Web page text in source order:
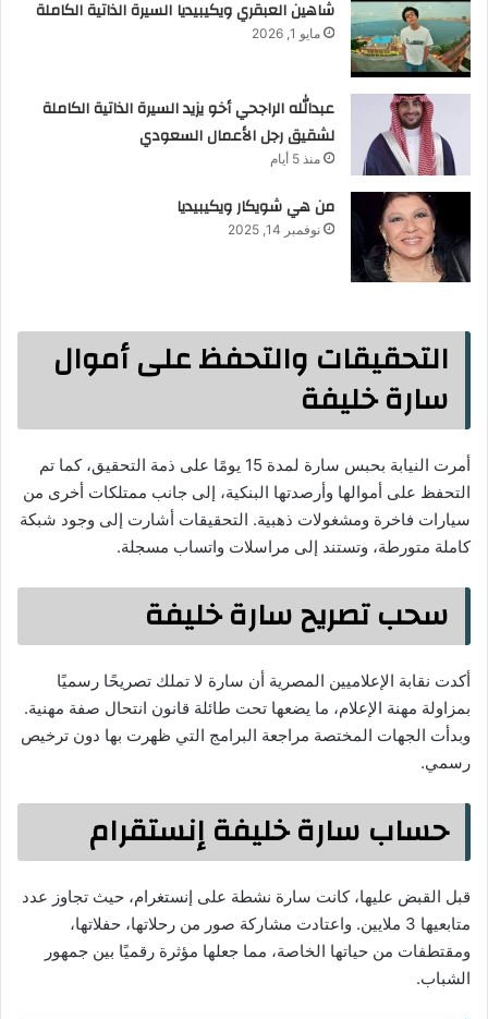
شاهين العبقري ويكيبيديا السيرة الذاتية الكاملة
مايو 1, 2026
عبدالله الراجحي أخو يزيد السيرة الذاتية الكاملة
لشقيق رجل الأعمال السعودي
منذ 5 أيام
من هي شويكار ويكيبيديا
نوفمبر 14, 2025
التحقيقات والتحفظ على أموال
سارة خليفة
أمرت النيابة بحبس سارة لمدة 15 يومًا على ذمة التحقيق، كما تم
التحفظ على أموالها وأرصدتها البنكية، إلى جانب ممتلكات أخرى من
سيارات فاخرة ومشغولات ذهبية. التحقيقات أشارت إلى وجود شبكة
كاملة متورطة، وتستند إلى مراسلات واتساب مسجلة.
سحب تصريح سارة خليفة
أكدت نقابة الإعلاميين المصرية أن سارة لا تملك تصريحًا رسميًا
بمزاولة مهنة الإعلام، ما يضعها تحت طائلة قانون انتحال صفة مهنية.
وبدأت الجهات المختصة مراجعة البرامج التي ظهرت بها دون ترخيص
رسمي.
حساب سارة خليفة إنستقرام
قبل القبض عليها، كانت سارة نشطة على إنستغرام، حيث تجاوز عدد
متابعيها 3 ملايين. واعتادت مشاركة صور من رحلاتها، حفلاتها،
ومقتطفات من حياتها الخاصة، مما جعلها مؤثرة رقميًا بين جمهور
الشباب.